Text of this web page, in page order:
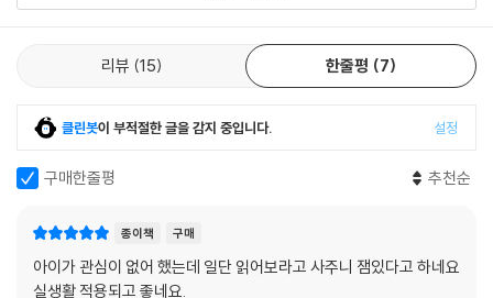
리뷰 15 한줄평 7
클린봇이 부적절한 글을 감지 중입니다. 설정
구매한줄평 추천순
종이책 구매
아이가 관심이 없어 했는데 일단 읽어보라고 사주니 잼있다고 하네요
실생활 적용되고 좋네요.